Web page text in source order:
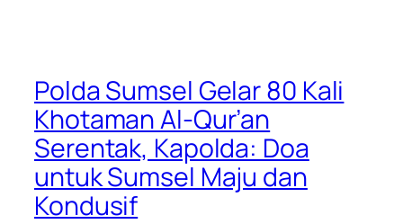
Polda Sumsel Gelar 80 Kali
Khotaman Al-Qur’an
Serentak, Kapolda: Doa
untuk Sumsel Maju dan
Kondusif